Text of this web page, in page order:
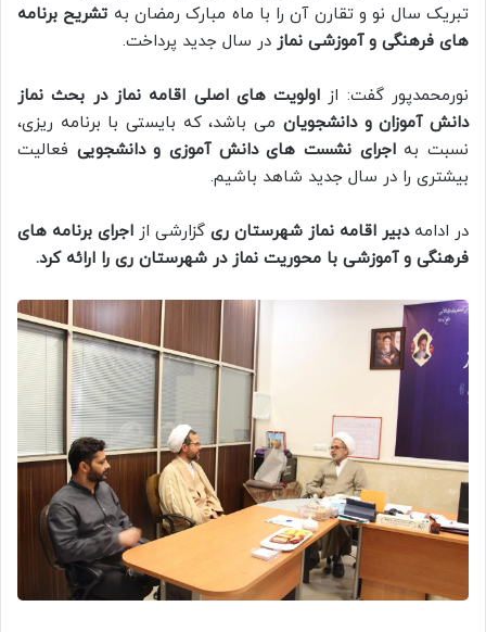
تبریک سال نو و تقارن آن را با ماه مبارک رمضان به تشریح برنامه
های فرهنگی و آموزشی نماز در سال جدید پرداخت.
نورمحمدپور گفت: از اولویت های اصلی اقامه نماز در بحث نماز
دانش آموزان و دانشجویان می باشد، که بایستی با برنامه ریزی،
نسبت بهاجرای نشست های دانش آموزی و دانشجویی فعالیت
بیشتری را در سال جدید شاهد باشیم.
در ادامهدبیر اقامه نماز شهرستان ری گزارشی از اجرای برنامه های
فرهنگی و آموزشی با محوریت نماز در شهرستان ری را ارائه کرد.